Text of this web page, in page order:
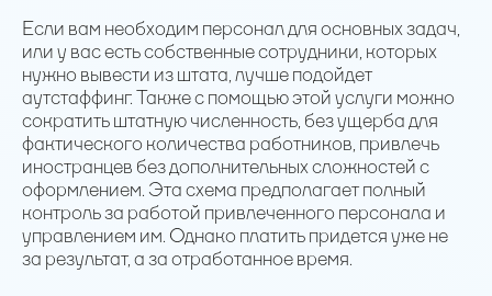
Если вам необходим персонал для основных задач,
или у вас есть собственные сотрудники, которых
нужно вывести из штата, лучше подойдет
аутстаффинг. Также с помощью этой услуги можно
сократить штатную численность, без ущерба для
фактического количества работников, привлечь
иностранцев без дополнительных сложностей с
оформлением. Эта схема предполагает полный
контроль за работой привлеченного персонала и
управлением им. Однако платить придется уже не
за результат, а за отработанное время.